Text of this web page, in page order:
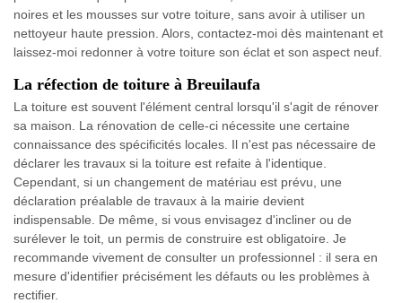
noires et les mousses sur votre toiture, sans avoir à utiliser un
nettoyeur haute pression. Alors, contactez-moi dès maintenant et
laissez-moi redonner à votre toiture son éclat et son aspect neuf.
La réfection de toiture à Breuilaufa
La toiture est souvent l'élément central lorsqu'il s'agit de rénover
sa maison. La rénovation de celle-ci nécessite une certaine
connaissance des spécificités locales. Il n'est pas nécessaire de
déclarer les travaux si la toiture est refaite à l'identique.
Cependant, si un changement de matériau est prévu, une
déclaration préalable de travaux à la mairie devient
indispensable. De même, si vous envisagez d'incliner ou de
surélever le toit, un permis de construire est obligatoire. Je
recommande vivement de consulter un professionnel : il sera en
mesure d'identifier précisément les défauts ou les problèmes à
rectifier.